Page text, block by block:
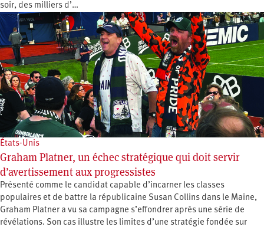
soir, des milliers d’…
États-Unis
Graham Platner, un échec stratégique qui doit servir
d’avertissement aux progressistes
Présenté comme le candidat capable d’incarner les classes
populaires et de battre la républicaine Susan Collins dans le Maine,
Graham Platner a vu sa campagne s’effondrer après une série de
révélations. Son cas illustre les limites d’une stratégie fondée sur